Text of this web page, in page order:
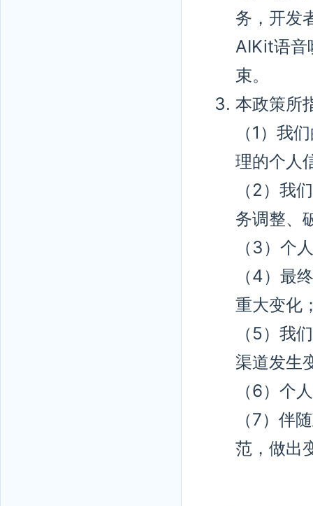
务，开发
AIKit语音
束。
本政策所
（1）我
理的个人
（2）我
务调整、
（3）个
（4）最
重大变化
（5）我
渠道发生
（6）个
（7）伴
范，做出